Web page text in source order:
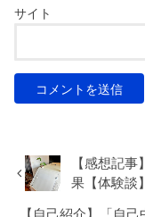
サイト
【感想記
果【体験談】